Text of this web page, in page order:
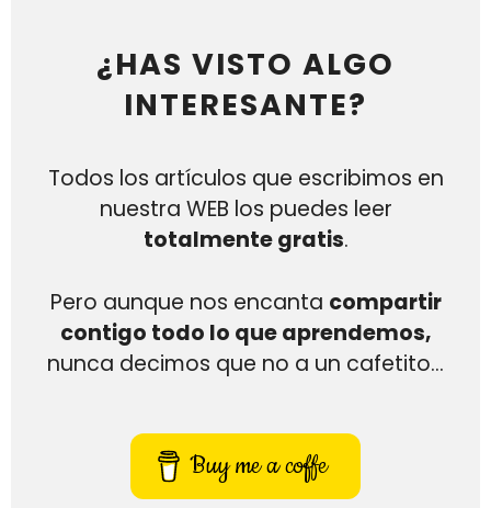
¿HAS VISTO ALGO
INTERESANTE?
Todos los artículos que escribimos en
nuestra WEB los puedes leer
totalmente gratis.
Pero aunque nos encanta compartir
contigo todo lo que aprendemos,
nunca decimos que no a un cafetito…
Buy me a coffe